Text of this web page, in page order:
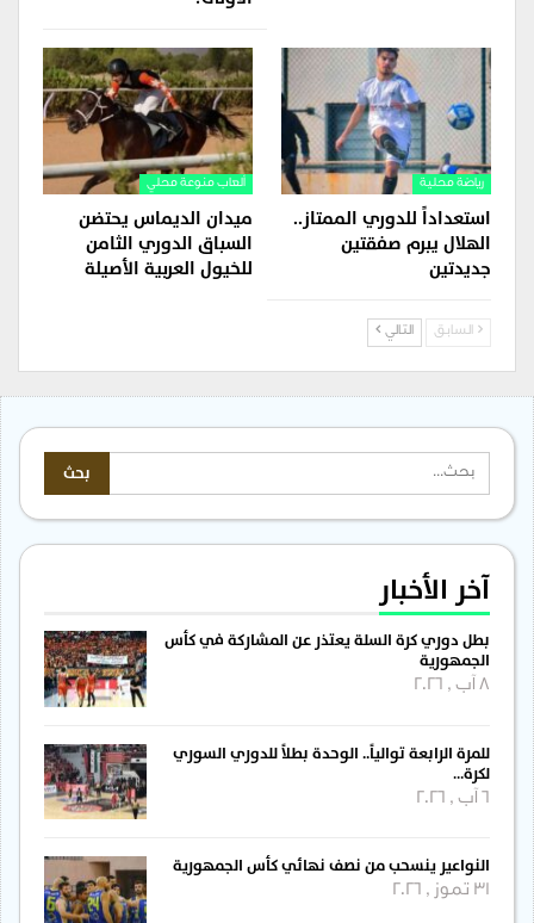
رياضة محلية
استعداداً للدوري الممتاز..
الهلال يبرم صفقتين
جديدتين
ألعاب منوعة محلي
ميدان الديماس يحتضن
السباق الدوري الثامن
للخيول العربية الأصيلة
السابق التالي
آخر الأخبار
بطل دوري كرة السلة يعتذر عن المشاركة في كأس
الجمهورية
للمرة الرابعة توالياً.. الوحدة بطلاً للدوري السوري
لكرة…
النواعير ينسحب من نصف نهائي كأس الجمهورية
31 تموز , 2026